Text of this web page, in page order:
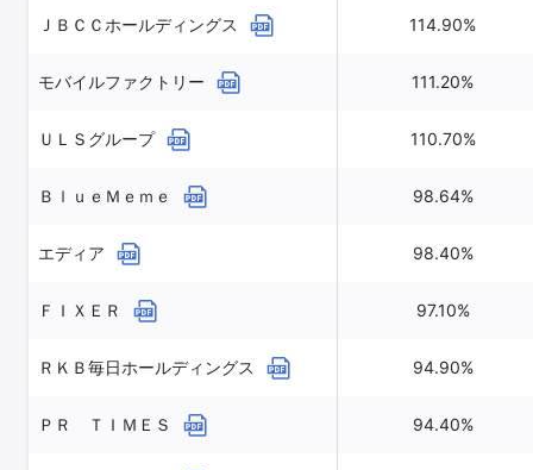
ＪＢＣＣホールディングス 114.90%
モバイルファクトリー 111.20%
ＵＬＳグループ 110.70%
ＢｌｕｅＭｅｍｅ 98.64%
エディア 98.40%
ＦＩＸＥＲ 97.10%
ＲＫＢ毎日ホールディングス 94.90%
ＰＲ ＴＩＭＥＳ 94.40%